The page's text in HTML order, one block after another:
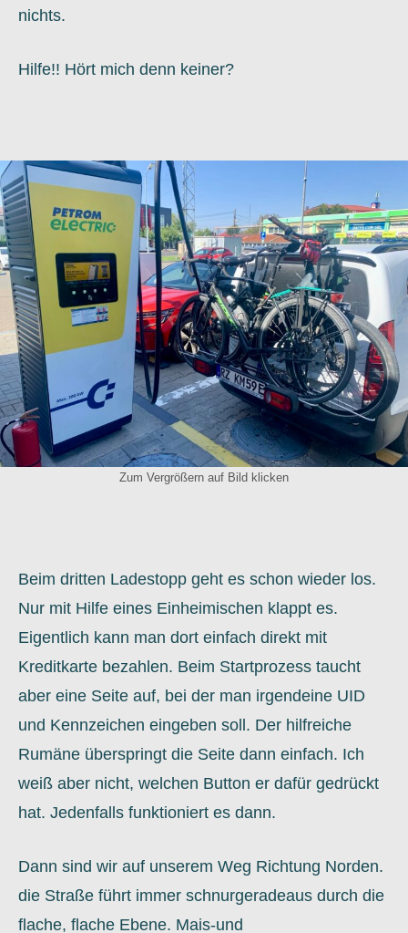
nichts.
Hilfe!! Hört mich denn keiner?
Zum Vergrößern auf Bild klicken
Beim dritten Ladestopp geht es schon wieder los.
Nur mit Hilfe eines Einheimischen klappt es.
Eigentlich kann man dort einfach direkt mit
Kreditkarte bezahlen. Beim Startprozess taucht
aber eine Seite auf, bei der man irgendeine UID
und Kennzeichen eingeben soll. Der hilfreiche
Rumäne überspringt die Seite dann einfach. Ich
weiß aber nicht, welchen Button er dafür gedrückt
hat. Jedenfalls funktioniert es dann.
Dann sind wir auf unserem Weg Richtung Norden.
die Straße führt immer schnurgeradeaus durch die
flache, flache Ebene. Mais-und